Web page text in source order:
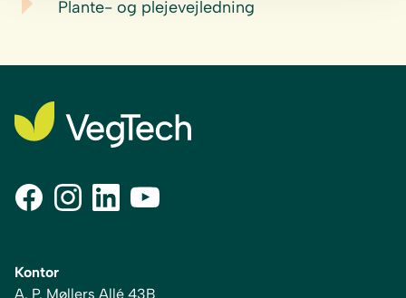
Plante- og plejevejledning
Kontor
A. P. Møllers Allé 43B